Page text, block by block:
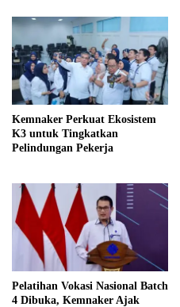
Kemnaker Perkuat Ekosistem
K3 untuk Tingkatkan
Pelindungan Pekerja
Pelatihan Vokasi Nasional Batch
4 Dibuka, Kemnaker Ajak